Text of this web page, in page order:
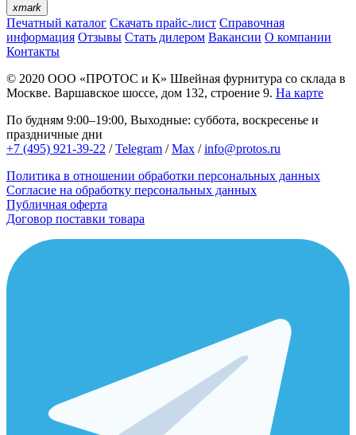
xmark
Печатный каталог Скачать прайс-лист Справочная
информация Отзывы Стать дилером Вакансии О компании
Контакты
© 2020 ООО «ПРОТОС и К» Швейная фурнитура со склада в
Москве. Варшавское шоссе, дом 132, строение 9. На карте
По будням 9:00–19:00, Выходные: суббота, воскресенье и
праздничные дни
+7 (495) 921-39-22 /Telegram /Max /info@protos.ru
Политика в отношении обработки персональных данных
Согласие на обработку персональных данных
Публичная оферта
Договор поставки товара